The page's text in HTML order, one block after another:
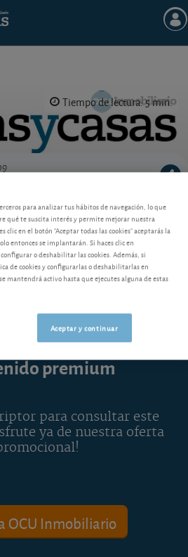
Tiempo de lectura: 5 min.
una obra ilegal?
obras ilegales, molestas o
demolición,
premium
para consultar este
ya de nuestra oferta
OCU Inmobiliario
para analizar tus hábitos de navegación, lo que
qué te suscita interés y permite mejorar nuestra
clic en el botón "Aceptar todas las cookies" aceptarás la
entonces se implantarán. Si haces clic en
o deshabilitar las cookies. Además, si
de cookies y configurarlas o deshabilitarlas en
mantendrá activo hasta que ejecutes alguna de estas
Aceptar y continuar